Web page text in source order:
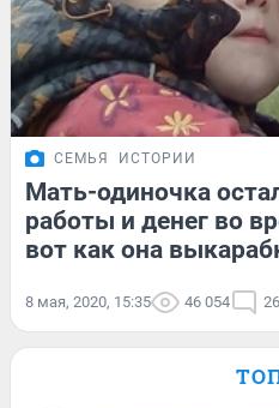
СЕМЬЯ ИСТОРИИ
Мать-одиночка
работы и денег во
вот как она
8 мая, 2020, 15:35 46 054